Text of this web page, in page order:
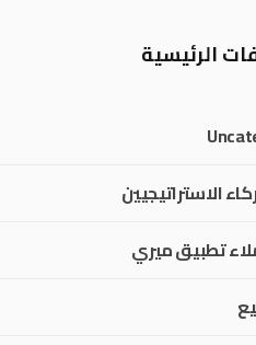
الرئيسية
الاستراتيجيين
تطبيق ميري